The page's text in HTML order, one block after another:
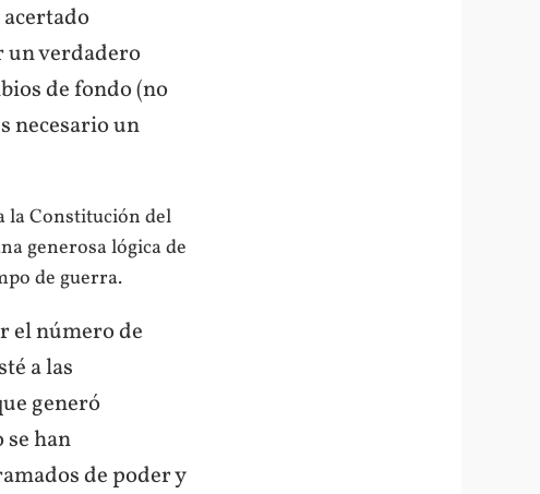
verdadero
de fondo (no
necesario un
la Constitución del
generosa lógica de
de guerra.
el número de
a las
generó
han
de poder y